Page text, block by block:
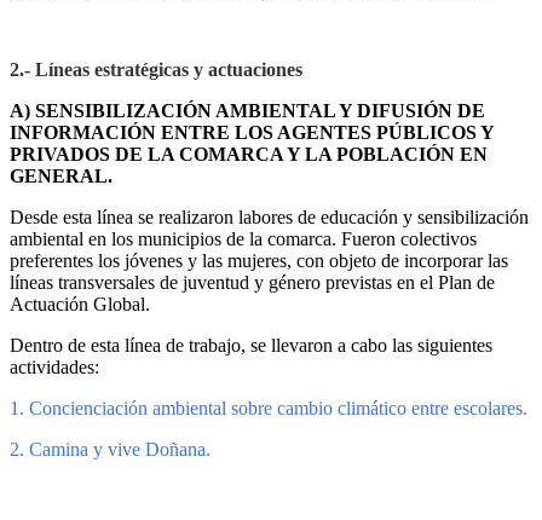
2.- Líneas estratégicas y actuaciones
A) SENSIBILIZACIÓN AMBIENTAL Y DIFUSIÓN DE
INFORMACIÓN ENTRE LOS AGENTES PÚBLICOS Y
PRIVADOS DE LA COMARCA Y LA POBLACIÓN EN
GENERAL.
Desde esta línea se realizaron labores de educación y sensibilización
ambiental en los municipios de la comarca. Fueron colectivos
preferentes los jóvenes y las mujeres, con objeto de incorporar las
líneas transversales de juventud y género previstas en el Plan de
Actuación Global.
Dentro de esta línea de trabajo, se llevaron a cabo las siguientes
actividades:
1. Concienciación ambiental sobre cambio climático entre escolares.
2. Camina y vive Doñana.